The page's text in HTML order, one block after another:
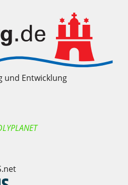
und Entwicklung